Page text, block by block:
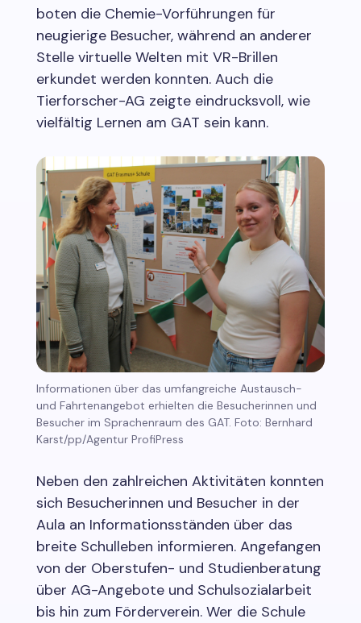
boten die Chemie-Vorführungen für
neugierige Besucher, während an anderer
Stelle virtuelle Welten mit VR-Brillen
erkundet werden konnten. Auch die
Tierforscher-AG zeigte eindrucksvoll, wie
vielfältig Lernen am GAT sein kann.
Informationen über das umfangreiche Austausch-
und Fahrtenangebot erhielten die Besucherinnen und
Besucher im Sprachenraum des GAT. Foto: Bernhard
Karst/pp/Agentur ProfiPress
Neben den zahlreichen Aktivitäten konnten
sich Besucherinnen und Besucher in der
Aula an Informationsständen über das
breite Schulleben informieren. Angefangen
von der Oberstufen- und Studienberatung
über AG-Angebote und Schulsozialarbeit
bis hin zum Förderverein. Wer die Schule